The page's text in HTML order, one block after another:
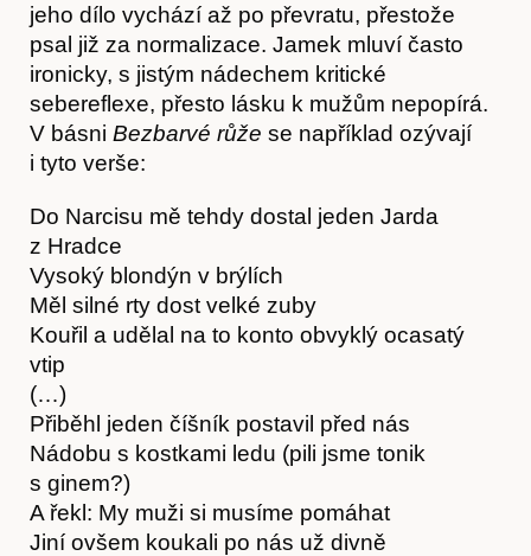
Obchod
jeho dílo vychází až po převratu, přestože
psal již za normalizace. Jamek mluví často
ironicky, s jistým nádechem kritické
sebereflexe, přesto lásku k mužům nepopírá.
V básni Bezbarvé růže se například ozývají
i tyto verše:
Do Narcisu mě tehdy dostal jeden Jarda
z Hradce
Vysoký blondýn v brýlích
Měl silné rty dost velké zuby
Kouřil a udělal na to konto obvyklý ocasatý
vtip
(…)
Přiběhl jeden číšník postavil před nás
Nádobu s kostkami ledu (pili jsme tonik
s ginem?)
A řekl: My muži si musíme pomáhat
Jiní ovšem koukali po nás už divně